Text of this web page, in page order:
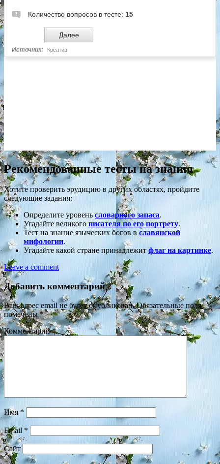
Рекомендованные тесты на знания
Хотите проверить эрудицию в других областях, пройдите
следующие задания:
Определите уровень словарного запаса.
Угадайте великого писателя по его портрету.
Тест на знание языческих богов в славянской
мифологии.
Угадайте какой стране принадлежит флаг на картинке.
Leave a comment
Добавить комментарий
Ваш адрес email не будет опубликован. Обязательные поля
помечены*
Комментарий*
Имя *
Email *
Сайт